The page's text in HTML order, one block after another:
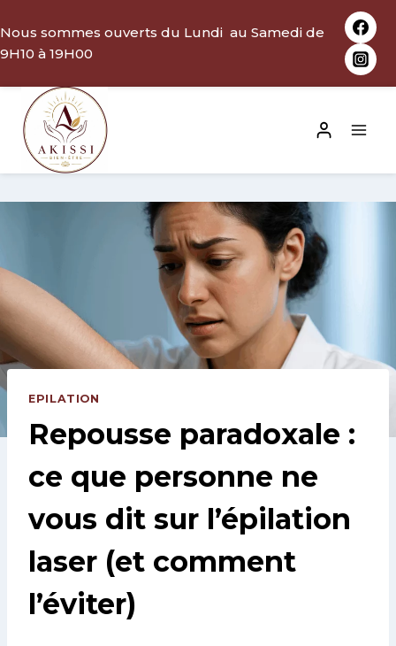
au
contenu
Nous sommes ouverts du Lundi au Samedi de
9H10 à 19H00
EPILATION
Repousse paradoxale :
ce que personne ne
vous dit sur l’épilation
laser (et comment
l’éviter)